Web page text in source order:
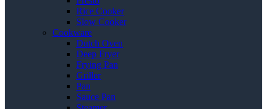
Rice Cooker
Slow Cooker
Cookware
Dutch Oven
Deep Fryer
Frying Pan
Griller
Pan
Sauce Pan